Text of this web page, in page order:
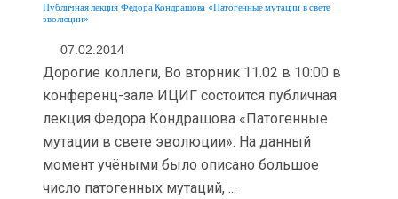
Публичная лекция Федора Кондрашова «Патогенные мутации в свете
эволюции»
07.02.2014
Дорогие коллеги, Во вторник 11.02 в 10:00 в
конференц-зале ИЦИГ состоится публичная
лекция Федора Кондрашова «Патогенные
мутации в свете эволюции». На данный
момент учёными было описано большое
число патогенных мутаций, ...